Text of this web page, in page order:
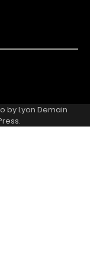
byLyon Demain
.